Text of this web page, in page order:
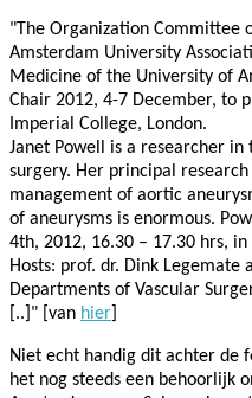
"The Organization Committee
Amsterdam University
Medicine of the University of
Chair 2012, 4-7 December, to
Imperial College, London.
Janet Powell is a researcher
surgery. Her principal
management of aortic
of aneurysms is enormous.
4th, 2012, 16.30 – 17.30 hrs, in
Hosts: prof. dr. Dink Legemate
Departments of Vascular
[..]" [van hier
Niet echt handig dit achter de
het nog steeds een behoorlijk